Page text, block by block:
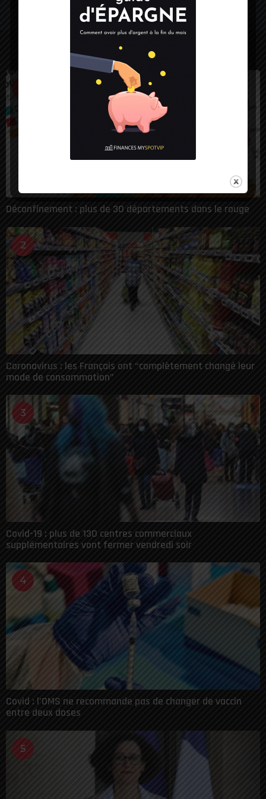
LES PLUS VUES
Déconfinement : plus de 30 départements dans le rouge
2
Coronavirus : les Français ont “complètement changé leur
mode de consommation”
3
Covid-19 : plus de 130 centres commerciaux
supplémentaires vont fermer vendredi soir
4
Covid : l’OMS ne recommande pas de changer de vaccin
entre deux doses
5